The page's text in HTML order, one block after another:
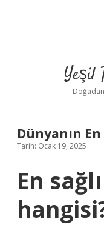
Yeşil
Dünyanın
Tarih: Ocak 19, 2025
En